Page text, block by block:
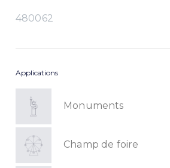
480062
Applications
Monuments
Champ de foire